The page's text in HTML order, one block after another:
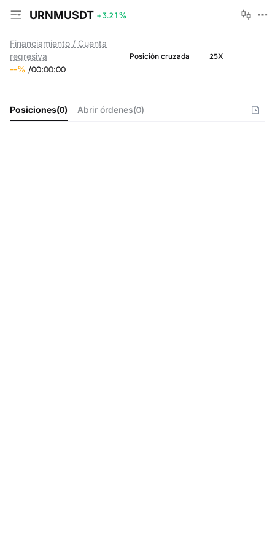
URNMUSDT +3.21%
Financiamiento / Cuenta
regresiva
--% /00:00:00
Posición cruzada 25X
Posiciones(0) Abrir órdenes(0)